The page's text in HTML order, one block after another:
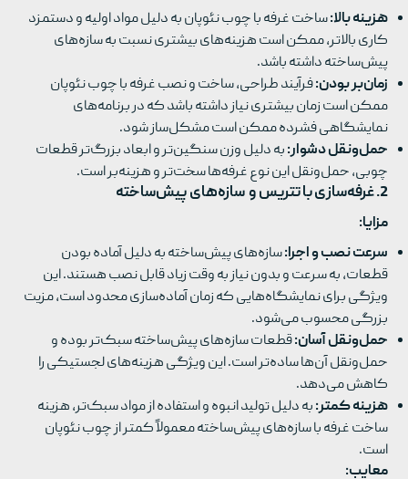
هزینه بالا:ساخت غرفه با چوب نئوپان به دلیل مواد اولیه و دستمزد
کاری بالاتر، ممکن است هزینه‌های بیشتری نسبت به سازه‌های
پیش‌ساخته داشته باشد.
زمان‌بر بودن:فرآیند طراحی، ساخت و نصب غرفه با چوب نئوپان
ممکن است زمان بیشتری نیاز داشته باشد که در برنامه‌های
نمایشگاهی فشرده ممکن است مشکل‌ساز شود.
حمل‌ونقل دشوار:به دلیل وزن سنگین‌تر و ابعاد بزرگ‌تر قطعات
چوبی، حمل‌ونقل این نوع غرفه‌ها سخت‌تر و هزینه‌بر است.
2. غرفه‌سازی با تتریس و سازه‌های پیش‌ساخته
مزایا:
سرعت نصب و اجرا:سازه‌های پیش‌ساخته به دلیل آماده بودن
قطعات، به سرعت و بدون نیاز به وقت زیاد قابل نصب هستند. این
ویژگی برای نمایشگاه‌هایی که زمان آماده‌سازی محدود است، مزیت
بزرگی محسوب می‌شود.
حمل‌ونقل آسان:قطعات سازه‌های پیش‌ساخته سبک‌تر بوده و
حمل‌ونقل آن‌ها ساده‌تر است. این ویژگی هزینه‌های لجستیکی را
کاهش می‌دهد.
هزینه کمتر:به دلیل تولید انبوه و استفاده از مواد سبک‌تر، هزینه
ساخت غرفه با سازه‌های پیش‌ساخته معمولاً کمتر از چوب نئوپان
است.
معایب: